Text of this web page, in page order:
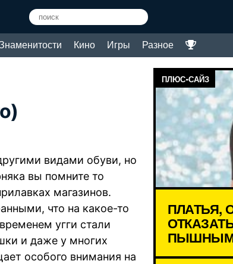
Кино Игры Разное
видами обуви, но
вы помните то
магазинов.
что на какое-то
угги стали
и даже у многих
особого внимания на
ПЛЮС-САЙЗ
ПЛАТЬЯ,